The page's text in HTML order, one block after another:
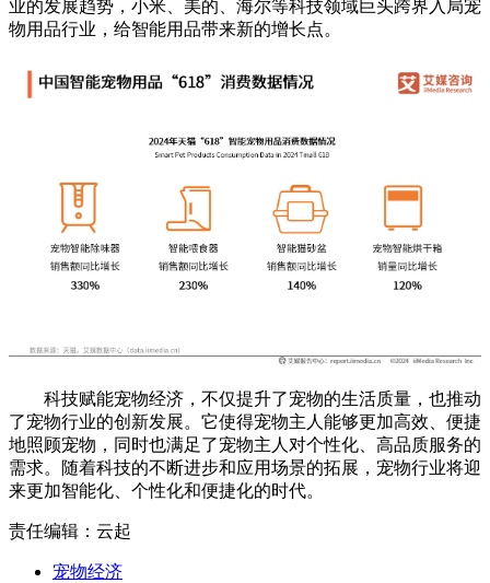
业的发展趋势，小米、美的、海尔等科技领域巨头跨界入局宠
物用品行业，给智能用品带来新的增长点。
科技赋能宠物经济，不仅提升了宠物的生活质量，也推动
了宠物行业的创新发展。它使得宠物主人能够更加高效、便捷
地照顾宠物，同时也满足了宠物主人对个性化、高品质服务的
需求。随着科技的不断进步和应用场景的拓展，宠物行业将迎
来更加智能化、个性化和便捷化的时代。
责任编辑：云起
宠物经济